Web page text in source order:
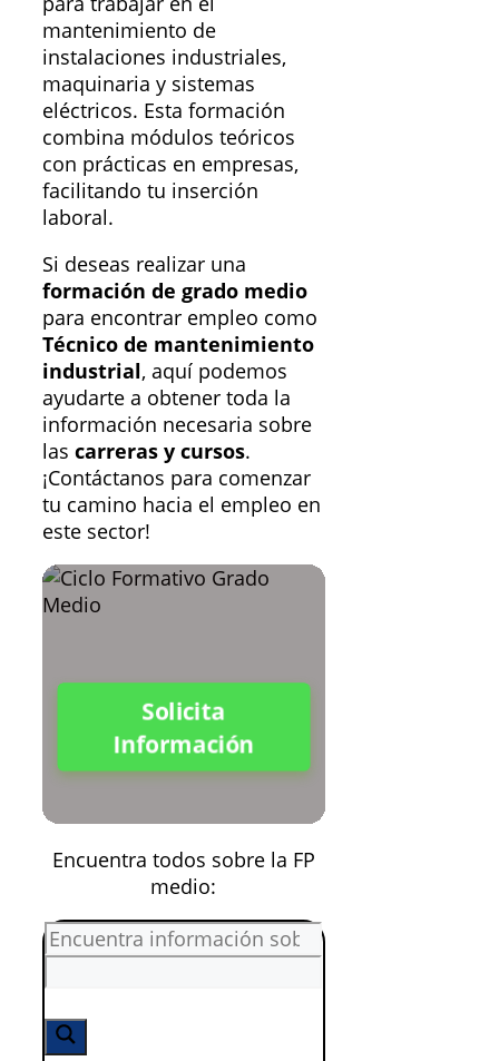
mantenimiento de
instalaciones industriales,
maquinaria y sistemas
eléctricos. Esta formación
combina módulos teóricos
con prácticas en empresas,
facilitando tu inserción
laboral.
Si deseas realizar una
formación de grado medio
para encontrar empleo como
Técnico de mantenimiento
industrial, aquí podemos
ayudarte a obtener toda la
información necesaria sobre
las carreras y cursos.
¡Contáctanos para comenzar
tu camino hacia el empleo en
este sector!
Solicita
Información
Encuentra todos sobre la FP
medio: